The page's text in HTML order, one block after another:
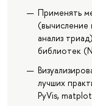
Применять
(вычисление
анализ
библиотек
лучших
PyVis,